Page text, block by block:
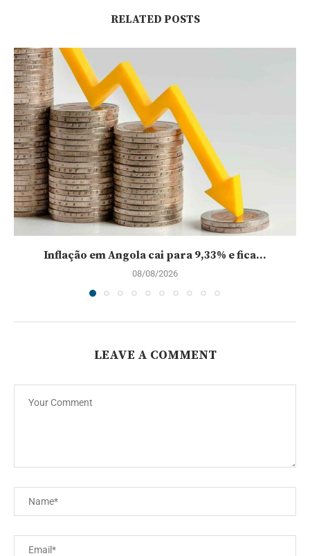
RELATED POSTS
Inflação em Angola cai para 9,33% e fica...
08/08/2026
LEAVE A COMMENT